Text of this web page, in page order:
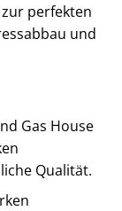
perfekten
und
Gas House
Qualität.